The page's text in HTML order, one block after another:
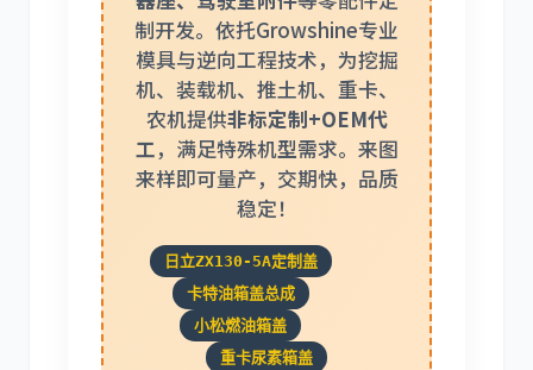
制开发。依托Growshine专业
模具与逆向工程技术，为挖掘
机、装载机、推土机、重卡、
农机提供非标定制+OEM代
工，满足特殊机型需求。来图
来样即可量产，交期快，品质
稳定！
日立ZX130-5A定制盖
卡特油箱盖总成
小松燃油箱盖
重卡尿素箱盖